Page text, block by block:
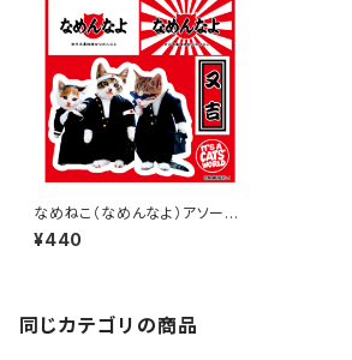
なめねこ（なめんなよ）アソート
ステッカー A-19
¥440
同じカテゴリの商品